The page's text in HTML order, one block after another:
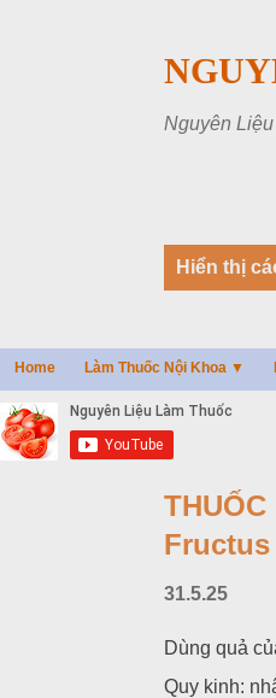
Nguyên
đ
ă
n
g
Hiển thị
Home Làm Thuốc Nội Khoa ▼
31.5.25
Dùng quả
Quy kinh: